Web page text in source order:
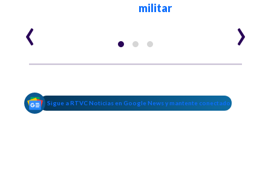
militar
‹ ›
Sigue a RTVC Noticias en Google News y mantente conectado